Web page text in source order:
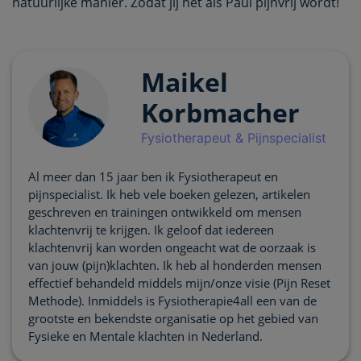
Maikel
Korbmacher
Fysiotherapeut & Pijnspecialist
Al meer dan 15 jaar ben ik Fysiotherapeut en
pijnspecialist. Ik heb vele boeken gelezen, artikelen
geschreven en trainingen ontwikkeld om mensen
klachtenvrij te krijgen. Ik geloof dat iedereen
klachtenvrij kan worden ongeacht wat de oorzaak is
van jouw (pijn)klachten. Ik heb al honderden mensen
effectief behandeld middels mijn/onze visie (Pijn Reset
Methode). Inmiddels is Fysiotherapie4all een van de
grootste en bekendste organisatie op het gebied van
Fysieke en Mentale klachten in Nederland.